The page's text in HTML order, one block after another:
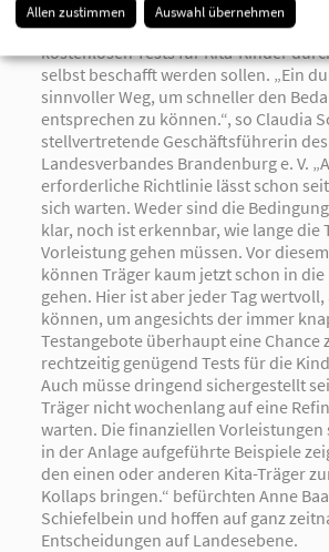
Hinzukommt, dass nach derzeitigen
kostenlosen Tests für Kita-Kinder
selbst beschafft werden sollen. „Ein
sinnvoller Weg, um schneller den
entsprechen zu können.“, so Claudia
stellvertretende Geschäftsführerin des
Landesverbandes Brandenburg e. V.
erforderliche Richtlinie lässt schon
sich warten. Weder sind die
klar, noch ist erkennbar, wie lange die
Vorleistung gehen müssen. Vor
können Träger kaum jetzt schon in
gehen. Hier ist aber jeder Tag
können, um angesichts der immer
Testangebote überhaupt eine Chance
rechtzeitig genügend Tests für die
Auch müsse dringend sichergestellt
Träger nicht wochenlang auf eine
warten. Die finanziellen
in der Anlage aufgeführte Beispiele
den einen oder anderen Kita-Träger
Kollaps bringen.“ befürchten Anne
Schiefelbein und hoffen auf ganz
Entscheidungen auf Landesebene.
Allen zustimmen Auswahl übernehmen